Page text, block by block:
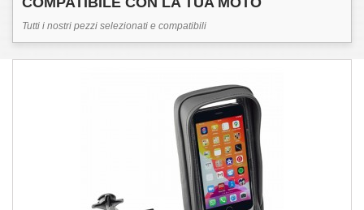
Tutti i nostri pezzi selezionati e compatibili